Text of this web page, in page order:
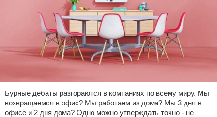
Бурные дебаты разгораются в компаниях по всему миру. Мы
возвращаемся в офис? Мы работаем из дома? Мы 3 дня в
офисе и 2 дня дома? Одно можно утверждать точно - не